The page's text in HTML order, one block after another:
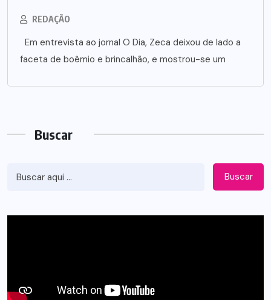
REDAÇÃO
Em entrevista ao jornal O Dia, Zeca deixou de lado a
faceta de boêmio e brincalhão, e mostrou-se um
Buscar
Buscar